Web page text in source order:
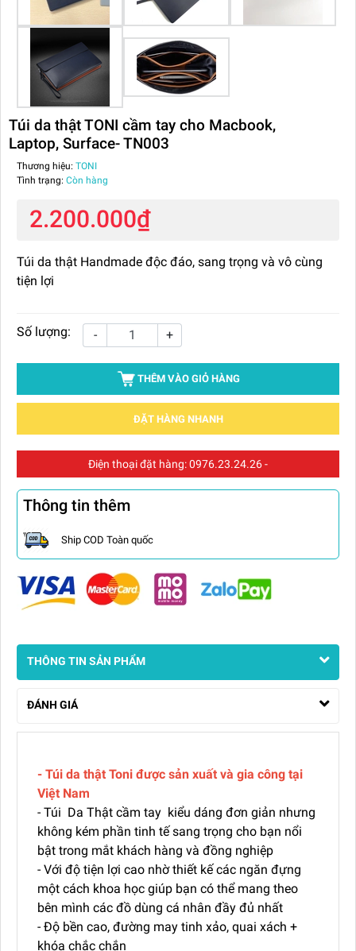
Túi da thật TONI cầm tay cho Macbook,
Laptop, Surface- TN003
Thương hiệu: TONI
Tình trạng: Còn hàng
2.200.000₫
Túi da thật Handmade độc đáo, sang trọng và vô cùng
tiện lợi
Số lượng: - +
THÊM VÀO GIỎ HÀNG
ĐẶT HÀNG NHANH
Điện thoại đặt hàng:0976.23.24.26-
Thông tin thêm
Ship COD Toàn quốc
THÔNG TIN SẢN PHẨM
ĐÁNH GIÁ
- Túi da thật Toni được sản xuất và gia công tại
Việt Nam
- Túi Da Thật cầm tay kiểu dáng đơn giản nhưng
không kém phần tinh tế sang trọng cho bạn nổi
bật trong mắt khách hàng và đồng nghiệp
- Với độ tiện lợi cao nhờ thiết kế các ngăn đựng
một cách khoa học giúp bạn có thể mang theo
bên mình các đồ dùng cá nhân đầy đủ nhất
- Độ bền cao, đường may tinh xảo, quai xách +
khóa chắc chắn